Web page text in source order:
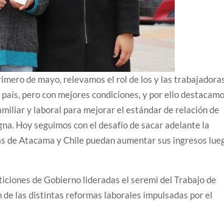
de mayo, relevamos el rol de los y las
pero con mejores condiciones, y por ello
y laboral para mejorar el estándar de relación de
Hoy seguimos con el desafío de sacar adelante la
Atacama y Chile puedan aumentar sus ingresos
de Gobierno lideradas el seremi del Trabajo de
las distintas reformas laborales impulsadas por el